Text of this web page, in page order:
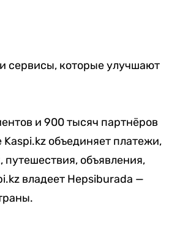
сервисы, которые улучшают
и 900 тысяч партнёров
объединяет платежи,
объявления,
владеет Hepsiburada —